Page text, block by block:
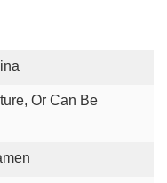
Or Can Be